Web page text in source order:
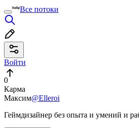
Все потоки
Войти
0
Карма
Максим@Elleroi
Геймдизайнер без опыта и умений и